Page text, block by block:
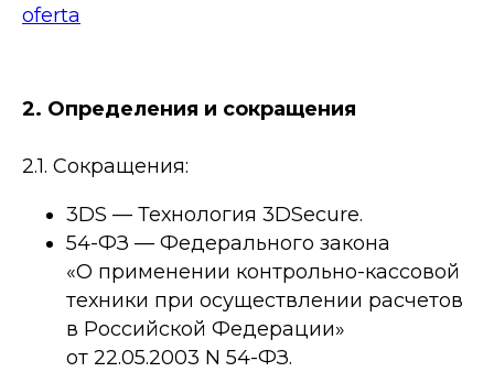
oferta
2. Определения и сокращения
2.1. Сокращения:
3DS — Технология 3DSecure.
54-ФЗ — Федерального закона
«О применении контрольно-кассовой
техники при осуществлении расчетов
в Российской Федерации»
от 22.05.2003 N 54-ФЗ.